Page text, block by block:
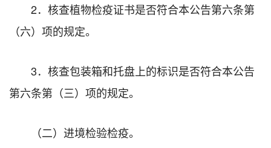
2．核查植物检疫证书是否符合本公告第六条第
（六）项的规定。
3．核查包装箱和托盘上的标识是否符合本公告
第六条第（三）项的规定。
（二）进境检验检疫。